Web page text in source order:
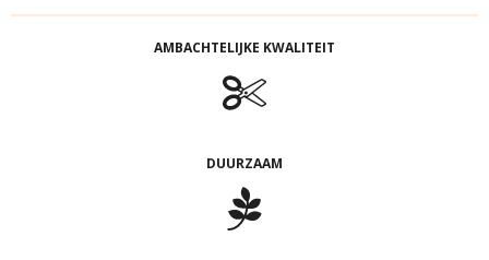
AMBACHTELIJKE KWALITEIT
DUURZAAM